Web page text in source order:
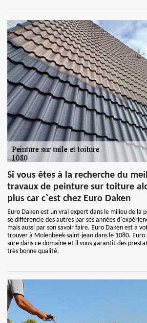
Si vous êtes à la recherche du
travaux de peinture sur toiture
plus car c`est chez Euro Daken
Euro Daken est un vrai expert dans le milieu de la
se différencie des autres par ses années
mais aussi par son savoir faire. Euro Daken est à
trouver à Molenbeek-saint-jean dans le 1080.
sure dans ce domaine et il vous garantit des
très bonne qualité.